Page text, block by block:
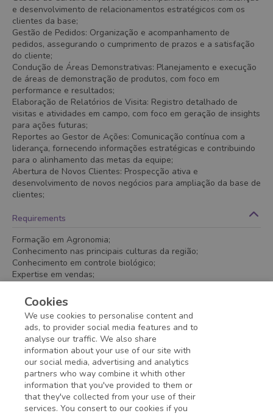
e desenvolvimento de relacionamentos estratégicos com os
clientes da base;
Gestão de Pedidos: Organização e acompanhamento de
pedidos, assegurando o cumprimento de prazos e a satisfação
do cliente;
Condução de Áreas Demonstrativas: Planejamento e execução
de áreas de demonstração de produtos, com foco em
performance e resultados;
Elaboração de Relatórios de Visita: Registro detalhado de
visitas e atividades em campo, com foco em geração de insights
para ações futuras;
Reportes ao Gestor de Ações: Comunicação contínua com a
liderança, fornecendo informações estratégicas e contribuindo
para o alinhamento das metas da equipe;
Abertura de Novos Clientes: Prospecção ativa e
desenvolvimento de novos negócios para ampliação da base de
clientes;
Requirements
Formação em Agronomia;
Conhecimento nas principais culturas da região;
Conhecimento em controle biológico;
Expertise em vendas;
Apply
Cookies
We use cookies to personalise content and
ads, to provider social media features and to
analyse our traffic. We also share
information about your use of our site with
our social media, advertising and analytics
partners who way combine it whith other
information that you've provided to them or
that they've collected from your use of their
services. You consert to our cookies if you